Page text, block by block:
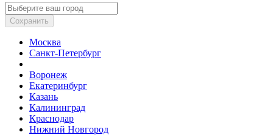
Сохранить
Москва
Санкт-Петербург
Воронеж
Екатеринбург
Казань
Калининград
Краснодар
Нижний Новгород